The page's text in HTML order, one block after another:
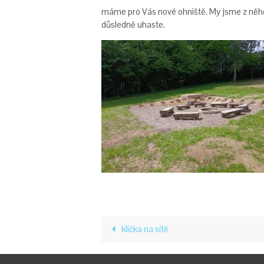
máme pro Vás nové ohniště. My jsme z
důsledně uhaste.
klička na sítě